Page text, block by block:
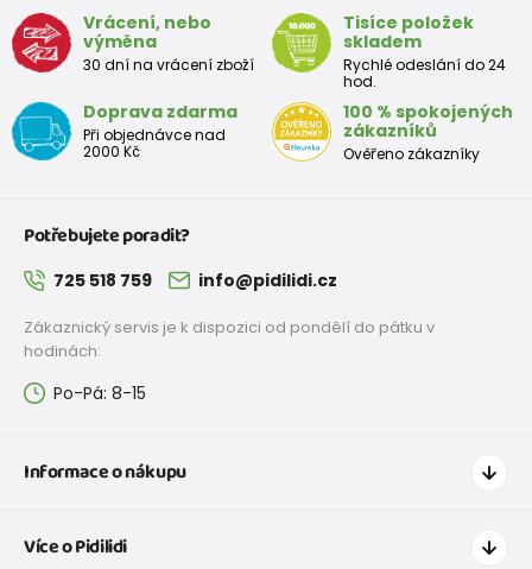
Velikost
EU
35 36 38 39 40 41
stélky v
mm
225 231 237 243 249 255 261 267
Vrácení, nebo
výměna
30 dní na vrácení zboží
Tisíce položek
skladem
Rychlé odeslání do 24
hod.
Doprava zdarma
Při objednávce nad
2000 Kč
100 % spokojených
zákazníků
Ověřeno zákazníky
Potřebujete poradit?
725 518 759 info@pidilidi.cz
Zákaznický servis je k dispozici od pondělí do pátku v
hodinách:
Po-Pá: 8-15
Informace o nákupu
Doprava a platba
Více o Pidilidi